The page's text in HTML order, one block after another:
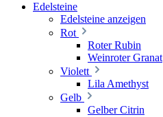
Edelsteine
Edelsteine anzeigen
Rot
Roter Rubin
Weinroter Granat
Violett
Lila Amethyst
Gelb
Gelber Citrin